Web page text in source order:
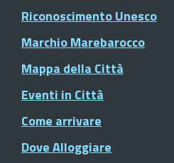
Riconoscimento Unesco
Marchio Marebarocco
Mappa della Città
Eventi in Città
Come arrivare
Dove Alloggiare